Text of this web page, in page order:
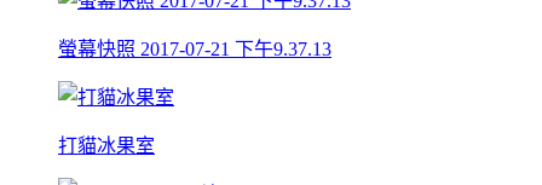
螢幕快照 2017-07-21 下午9.37.13
打貓冰果室